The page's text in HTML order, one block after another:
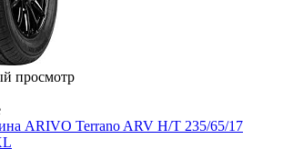
просмотр
ARIVO Terrano ARV H/T 235/65/17